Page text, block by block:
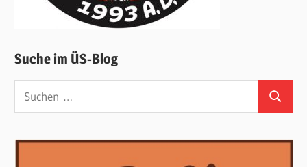
Suche im ÜS-Blog
Suchen
nach:
Suchen